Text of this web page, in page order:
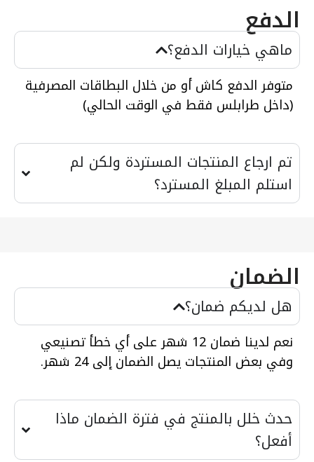
الدفع
ماهي خيارات الدفع؟
متوفر الدفع كاش أو من خلال البطاقات المصرفية
(داخل طرابلس فقط في الوقت الحالي)
تم ارجاع المنتجات المستردة ولكن لم
استلم المبلغ المسترد؟
الضمان
هل لديكم ضمان؟
نعم لدينا ضمان 12 شهر على أي خطأ تصنيعي
وفي بعض المنتجات يصل الضمان إلى 24 شهر.
حدث خلل بالمنتج في فترة الضمان ماذا
أفعل؟